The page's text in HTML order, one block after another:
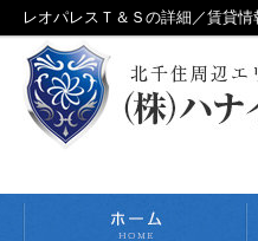
レオパレスＴ＆Ｓの詳細／賃貸